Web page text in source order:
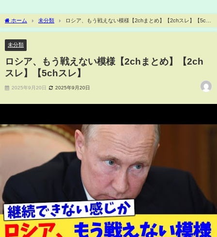
ホーム 未分類
ロシア、もう戦えない模様【2chまとめ】【2chスレ】【5ch
スレ】
未分類
ロシア、もう戦えない模様【2chまとめ】【2ch
スレ】【5chスレ】
2025年9月20日 2025年9月20日